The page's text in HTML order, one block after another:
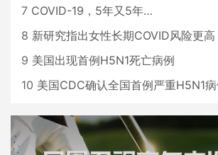
7 COVID-19，5年又5年…
8 新研究指出女性长期COVID风险更高 少数
9 美国出现首例H5N1死亡病例
10 美国CDC确认全国首例严重H5N1病例 加